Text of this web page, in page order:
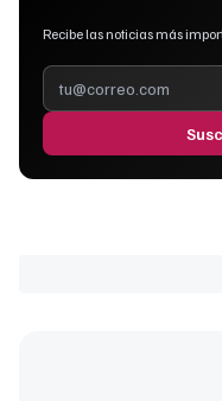
Recibe las noticias más